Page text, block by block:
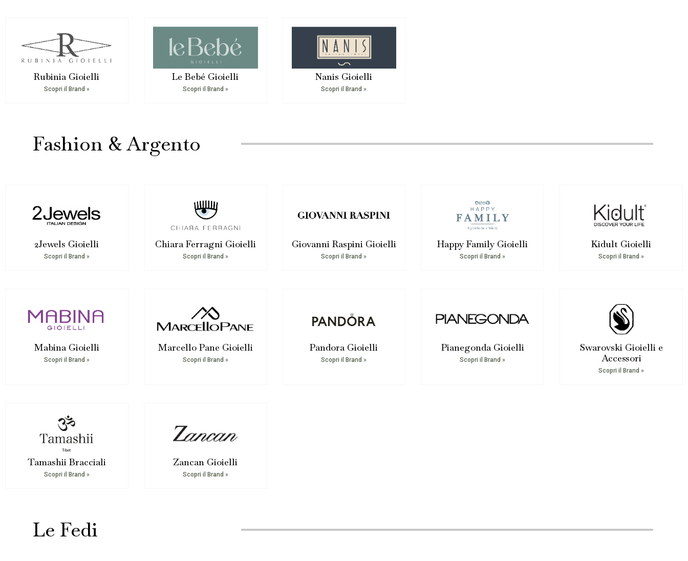
Rubinia Gioielli
Scopri il Brand »
Le Bebé Gioielli
Scopri il Brand »
Nanis Gioielli
Scopri il Brand »
Fashion & Argento
2Jewels Gioielli
Scopri il Brand »
Chiara Ferragni Gioielli
Scopri il Brand »
Giovanni Raspini Gioielli
Scopri il Brand »
Happy Family Gioielli
Scopri il Brand »
Kidult Gioielli
Scopri il Brand »
Mabina Gioielli
Scopri il Brand »
Marcello Pane Gioielli
Scopri il Brand »
Pandora Gioielli
Scopri il Brand »
Pianegonda Gioielli
Scopri il Brand »
Swarovski Gioielli e
Accessori
Scopri il Brand »
Tamashii Bracciali
Scopri il Brand »
Zancan Gioielli
Scopri il Brand »
Le Fedi